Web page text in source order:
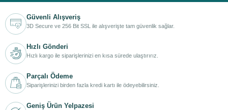
Güvenli Alışveriş
3D Secure ve 256 Bit SSL ile alışverişte tam güvenlik sağlar.
Hızlı Gönderi
Hızlı kargo ile siparişlerinizi en kısa sürede ulaştırırız.
Parçalı Ödeme
Siparişlerinizi birden fazla kredi kartı ile ödeyebilirsiniz.
Geniş Ürün Yelpazesi